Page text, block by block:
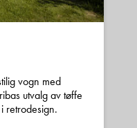
vogn med
utvalg av tøffe
retrodesign.